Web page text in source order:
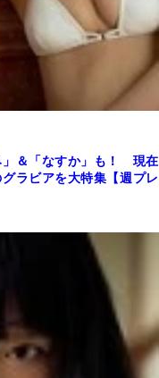
」＆「なすか」も！ 現在
ラビアを大特集【週プレ